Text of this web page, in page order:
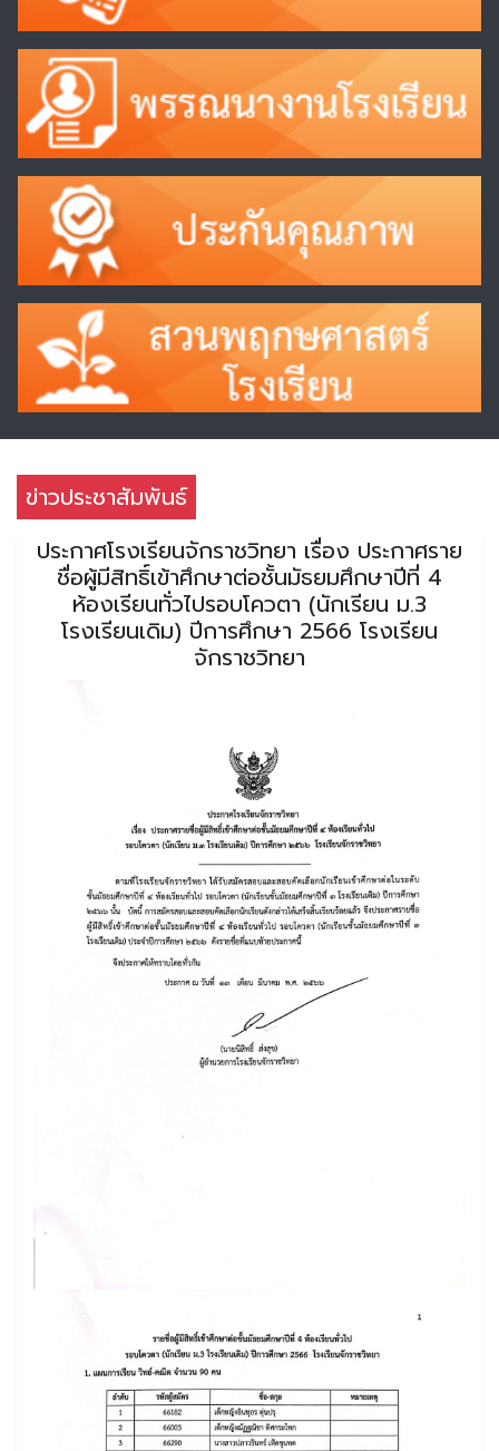
ข่าวประชาสัมพันธ์
ประกาศโรงเรียนจักราชวิทยา เรื่อง ประกาศราย
ชื่อผู้มีสิทธิ์เข้าศึกษาต่อชั้นมัธยมศึกษาปีที่ 4
ห้องเรียนทั่วไปรอบโควตา (นักเรียน ม.3
โรงเรียนเดิม) ปีการศึกษา 2566 โรงเรียน
จักราชวิทยา